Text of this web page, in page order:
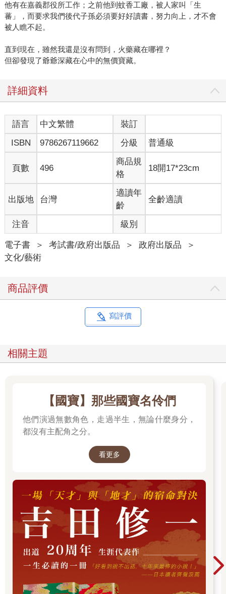
他有在嘉義郡役所工作；之前他到蚊香工廠，被人家叫「生
蕃」，而要求我們後代子孫必須要好好讀書，努力向上，才不會
被人瞧不起。
直到現在，雖然我還是沒有問到，火藥藏在哪裡？
但卻發現了爺爺深藏在心中的無價寶藏。
詳細資料
語言 中文繁體
裝訂
ISBN
9786267119662 分級 普通級
頁數 496
商品規
格
18開17*23cm
出版地 台灣
適讀年
齡
全齡適讀
注音 級別
電子書 ＞ 考試書/政府出版品 ＞ 政府出版品
＞
文化/藝術
商品評價
寫評價
相關主題
【國寶】那些國寶名伶們
他們演過無數角色，走過半生，無論什麼身分，
都沒有主配角之分。
看更多